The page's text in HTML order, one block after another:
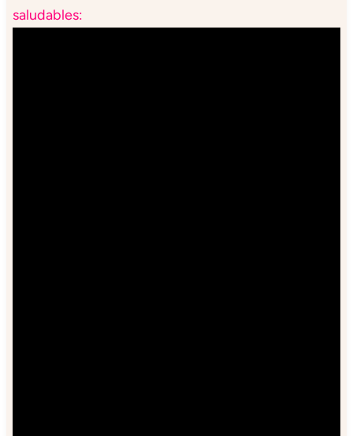
saludables: